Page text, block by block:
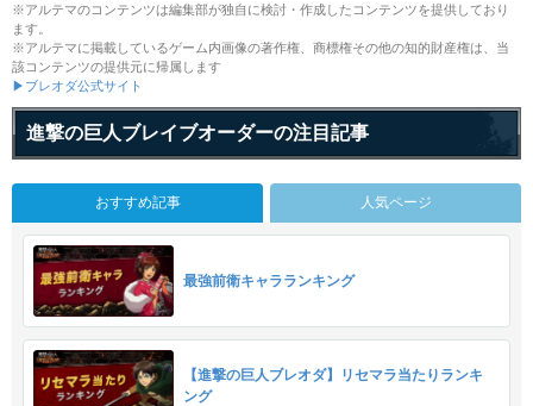
※アルテマのコンテンツは編集部が独自に検討・作成したコンテンツを提供しており
ます。
※アルテマに掲載しているゲーム内画像の著作権、商標権その他の知的財産権は、当
該コンテンツの提供元に帰属します
▶ブレオダ公式サイト
進撃の巨人ブレイブオーダーの注目記事
おすすめ記事 人気ページ
最強前衛キャラランキング
【進撃の巨人ブレオダ】リセマラ当たりランキ
ング